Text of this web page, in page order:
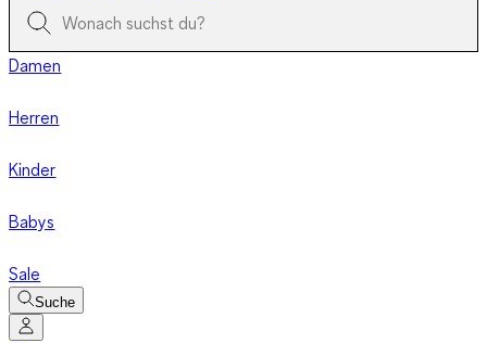
Damen
Herren
Kinder
Babys
Sale
Suche